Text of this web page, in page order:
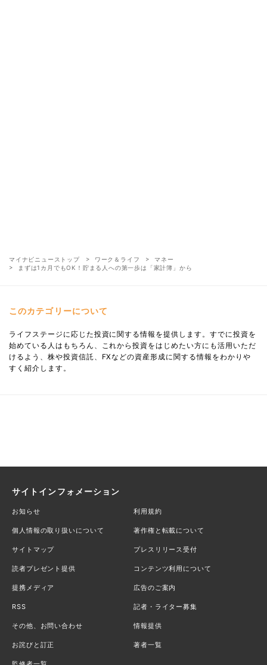
マイナビニューストップ ワーク＆ライフ
マネー
まずは1カ月でもOK！貯まる人への第一歩は「家計簿」から
このカテゴリーについて
ライフステージに応じた投資に関する情報を提供します。すでに投資を
始めている人はもちろん、これから投資をはじめたい方にも活用いただ
けるよう、株や投資信託、FXなどの資産形成に関する情報をわかりや
すく紹介します。
サイトインフォメーション
お知らせ 利用規約
個人情報の取り扱いについて 著作権と転載について
サイトマップ プレスリリース受付
読者プレゼント提供 コンテンツ利用について
提携メディア 広告のご案内
RSS 記者・ライター募集
その他、お問い合わせ 情報提供
お詫びと訂正 著者一覧